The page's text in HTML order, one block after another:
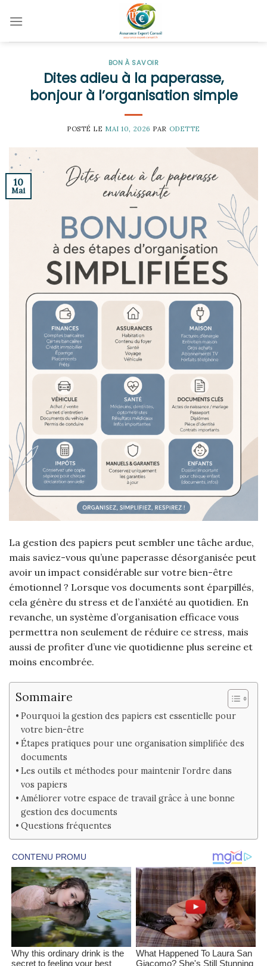
BON À SAVOIR
Dites adieu à la paperasse,
bonjour à l’organisation simple
POSTÉ LE MAI 10, 2026 PAR ODETTE
10
Mai
La gestion des papiers peut sembler une tâche ardue,
mais saviez-vous qu’une paperasse désorganisée peut
avoir un impact considérable sur votre bien-être
émotionnel ? Lorsque vos documents sont éparpillés,
cela génère du stress et de l’anxiété au quotidien. En
revanche, un système d’organisation efficace vous
permettra non seulement de réduire ce stress, mais
aussi de profiter d’une vie quotidienne plus sereine et
moins encombrée.
Sommaire
Pourquoi la gestion des papiers est essentielle pour
votre bien-être
Étapes pratiques pour une organisation simplifiée des
documents
Les outils et méthodes pour maintenir l’ordre dans
vos papiers
Améliorer votre espace de travail grâce à une bonne
gestion des documents
Questions fréquentes